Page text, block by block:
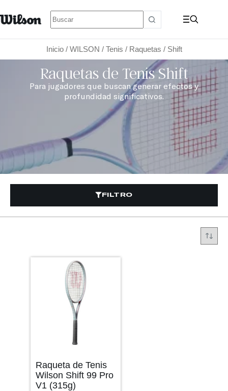
Inicio/ WILSON / Tenis / Raquetas / Shift
Raquetas de Tenis Shift
Para jugadores que buscan generar efectos y
profundidad significativos.
FILTRO
Raqueta de Tenis
Wilson Shift 99 Pro
V1 (315g)